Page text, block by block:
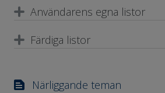
Användarens egna listor
Färdiga listor
Närliggande teman